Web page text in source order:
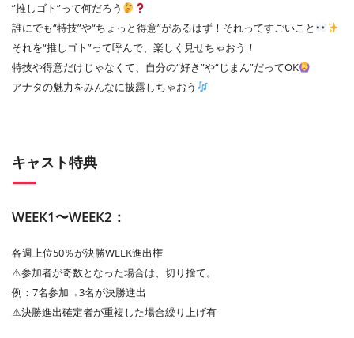
”推しゴト”って何だろう
誰にでも“特技”や“ちょっと得意”があるはず！それってすごいこと
それを“推しゴト”って呼んで、楽しく見せちゃおう！
特技や得意だけじゃなくて、自分の“好き”や“じまん”だってOK
アナタの魅力をみんなに披露しちゃおう
キャスト特典
WEEK1〜WEEK2：
各週上位50％が決勝WEEK進出権
⚠︎参加者が奇数となった場合は、切り捨て。
例：7名参加→3名が決勝進出
⚠︎決勝進出確定者が重複した場合繰り上げ有